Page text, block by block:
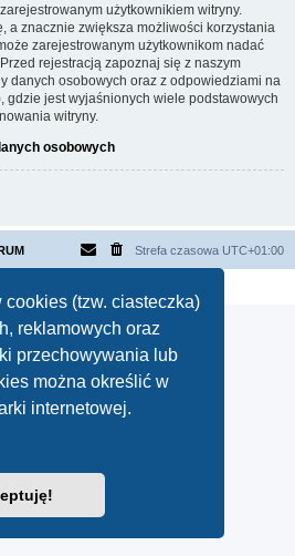
(tzw. ciasteczka)
reklamowych oraz
przechowywania lub
można określić w
internetowej.
użytkownikiem witryny.
a znacznie zwiększa możliwości korzystania
zarejestrowanym użytkownikom nadać
rejestracją zapoznaj się z naszym
danych osobowych oraz z odpowiedziami na
gdzie jest wyjaśnionych wiele podstawowych
witryny.
osobowych
Strefa czasowa UTC+01:00
językowy dostarcza
phpBB.pl